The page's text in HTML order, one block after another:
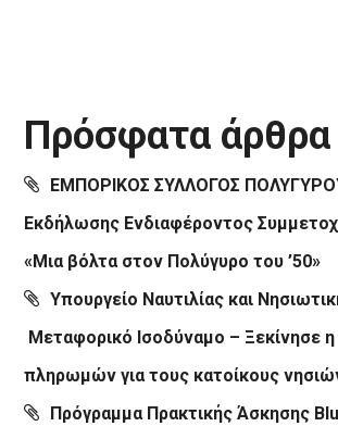
Πρόσφατα άρθρα
ΕΜΠΟΡΙΚΟΣ ΣΥΛΛΟΓΟΣ
Εκδήλωσης Ενδιαφέροντος
«Μια βόλτα στον Πολύγυρο του ’50»
Υπουργείο Ναυτιλίας και
Μεταφορικό Ισοδύναμο – Ξεκίνησε
πληρωμών για τους κατοίκους
Πρόγραμμα Πρακτικής Άσκησης